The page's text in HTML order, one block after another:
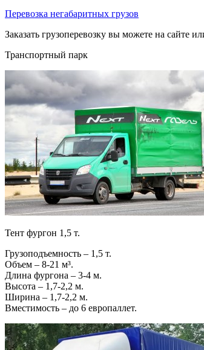
Перевозка негабаритных грузов
Заказать грузоперевозку вы можете на сайте
Транспортный парк
Тент фургон 1,5 т.
Грузоподъемность – 1,5 т.
Объем – 8-21 м³.
Длина фургона – 3-4 м.
Высота – 1,7-2,2 м.
Ширина – 1,7-2,2 м.
Вместимость – до 6 европаллет.